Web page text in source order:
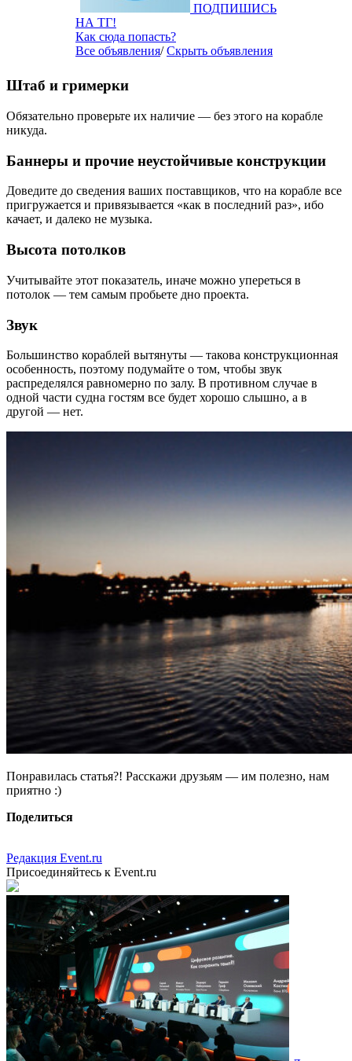
ПОДПИШИСЬ
НА ТГ!
Как сюда попасть?
Все объявления/Скрыть объявления
Штаб и гримерки
Обязательно проверьте их наличие — без этого на корабле
никуда.
Баннеры и прочие неустойчивые конструкции
Доведите до сведения ваших поставщиков, что на корабле все
пригружается и привязывается «как в последний раз», ибо
качает, и далеко не музыка.
Высота потолков
Учитывайте этот показатель, иначе можно упереться в
потолок — тем самым пробьете дно проекта.
Звук
Большинство кораблей вытянуты — такова конструкционная
особенность, поэтому подумайте о том, чтобы звук
распределялся равномерно по залу. В противном случае в
одной части судна гостям все будет хорошо слышно, а в
другой — нет.
Понравилась статья?! Расскажи друзьям — им полезно, нам
приятно :)
Поделиться
Редакция Event.ru
Присоединяйтесь к Event.ru